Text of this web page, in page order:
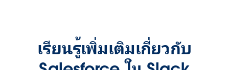
เรียนรู้เพิ่มเติมเกี่ยวกับ